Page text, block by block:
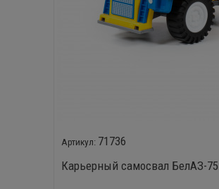
71736
Карьерный самосвал БелАЗ-